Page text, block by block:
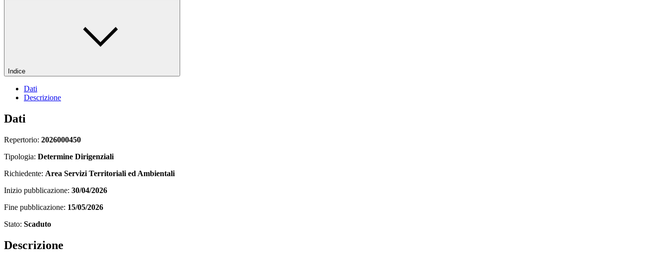
Indice
Dati
Descrizione
Dati
Repertorio: 2026000450
Tipologia: Determine Dirigenziali
Richiedente: Area Servizi Territoriali ed Ambientali
Inizio pubblicazione: 30/04/2026
Fine pubblicazione: 15/05/2026
Stato: Scaduto
Descrizione